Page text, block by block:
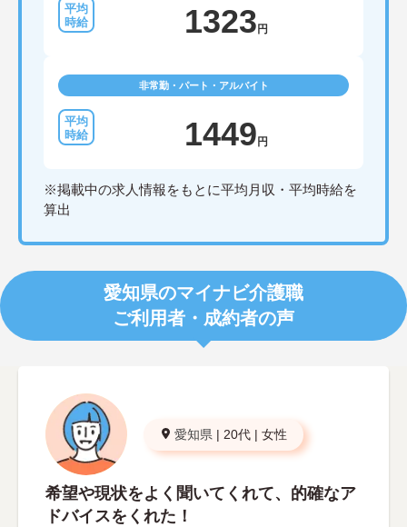
1323 円
非常勤・パート・アルバイト
1449 円
※掲載中の求人情報をもとに平均月収・平均時給を
算出
愛知県のマイナビ介護職
ご利用者・成約者の声
愛知県 | 20代 | 女性
希望や現状をよく聞いてくれて、的確なア
ドバイスをくれた！